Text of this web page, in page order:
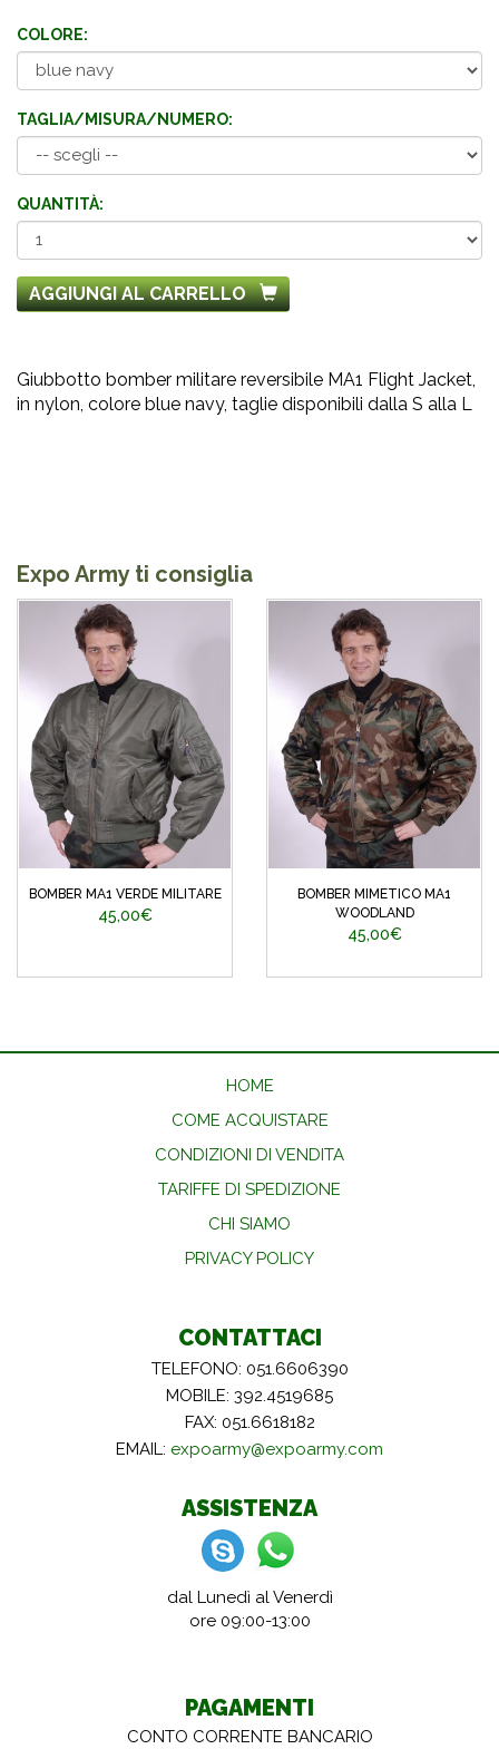
COLORE:
TAGLIA/MISURA/NUMERO:
QUANTITÀ:
AGGIUNGI AL CARRELLO
Giubbotto bomber militare reversibile MA1 Flight Jacket,
in nylon, colore blue navy, taglie disponibili dalla S alla L
Expo Army ti consiglia
BOMBER MA1 VERDE MILITARE
45,00€
BOMBER MIMETICO MA1
WOODLAND
45,00€
HOME
COME ACQUISTARE
CONDIZIONI DI VENDITA
TARIFFE DI SPEDIZIONE
CHI SIAMO
PRIVACY POLICY
CONTATTACI
TELEFONO: 051.6606390
MOBILE: 392.4519685
FAX: 051.6618182
EMAIL: expoarmy@expoarmy.com
ASSISTENZA
dal Lunedì al Venerdì
ore 09:00-13:00
PAGAMENTI
CONTO CORRENTE BANCARIO